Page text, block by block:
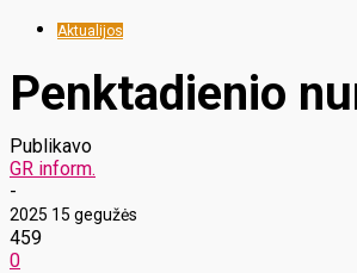
Aktualijos
Penktadienio
Publikavo
GR inform.
-
2025 15 gegužės
459
0